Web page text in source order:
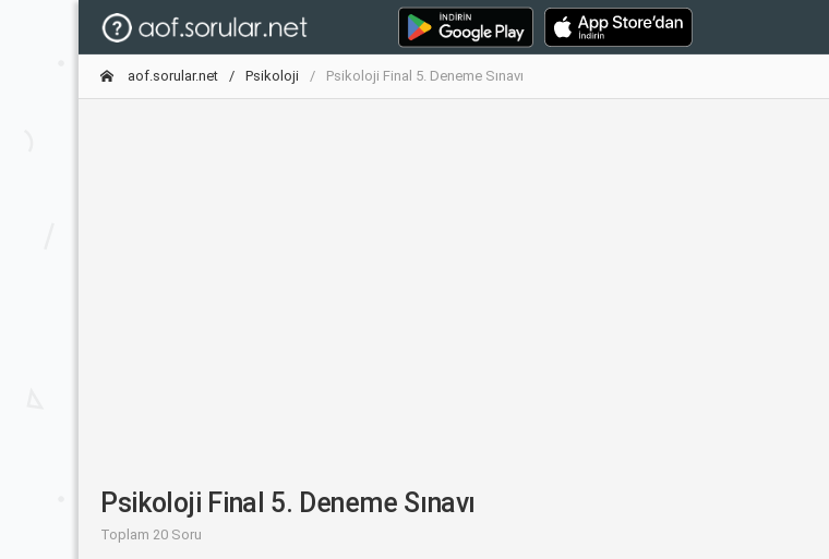
aof.sorular.net Psikoloji Psikoloji Final 5. Deneme Sınavı
Psikoloji Final 5. Deneme Sınavı
Toplam 20 Soru